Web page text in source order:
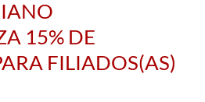
15% DE
FILIADOS(AS)